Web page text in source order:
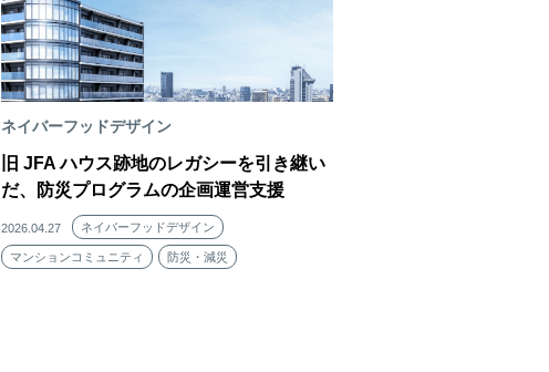
ネイバーフッドデザイン
旧 JFA ハウス跡地のレガシーを引き継い
だ、防災プログラムの企画運営支援
2026.04.27 ネイバーフッドデザイン
マンションコミュニティ 防災・減災